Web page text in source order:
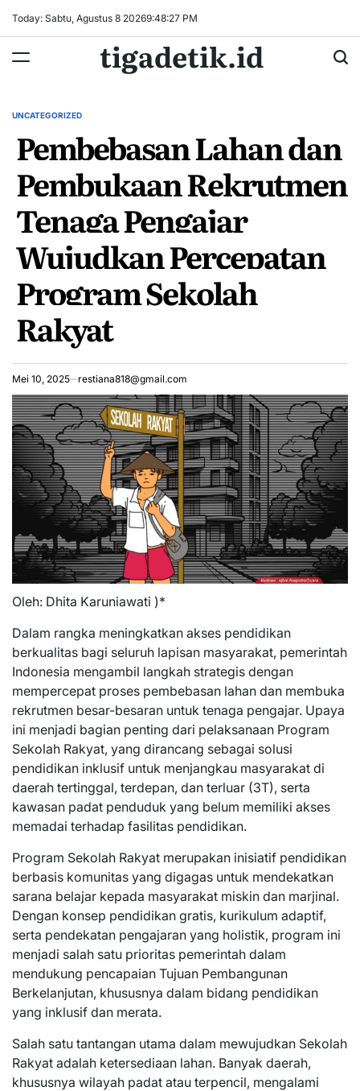
Today: Sabtu, Agustus 8 20269:48:27 PM
tigadetik.id
POSTED
UNCATEGORIZED
Pembebasan Lahan dan
Pembukaan Rekrutmen
Tenaga Pengajar
Wujudkan Percepatan
Program Sekolah
Rakyat
Mei 10, 2025 restiana818@gmail.com
Oleh: Dhita Karuniawati )*
Dalam rangka meningkatkan akses pendidikan
berkualitas bagi seluruh lapisan masyarakat, pemerintah
Indonesia mengambil langkah strategis dengan
mempercepat proses pembebasan lahan dan membuka
rekrutmen besar-besaran untuk tenaga pengajar. Upaya
ini menjadi bagian penting dari pelaksanaan Program
Sekolah Rakyat, yang dirancang sebagai solusi
pendidikan inklusif untuk menjangkau masyarakat di
daerah tertinggal, terdepan, dan terluar (3T), serta
kawasan padat penduduk yang belum memiliki akses
memadai terhadap fasilitas pendidikan.
Program Sekolah Rakyat merupakan inisiatif pendidikan
berbasis komunitas yang digagas untuk mendekatkan
sarana belajar kepada masyarakat miskin dan marjinal.
Dengan konsep pendidikan gratis, kurikulum adaptif,
serta pendekatan pengajaran yang holistik, program ini
menjadi salah satu prioritas pemerintah dalam
mendukung pencapaian Tujuan Pembangunan
Berkelanjutan, khususnya dalam bidang pendidikan
yang inklusif dan merata.
Salah satu tantangan utama dalam mewujudkan Sekolah
Rakyat adalah ketersediaan lahan. Banyak daerah,
khususnya wilayah padat atau terpencil, mengalami